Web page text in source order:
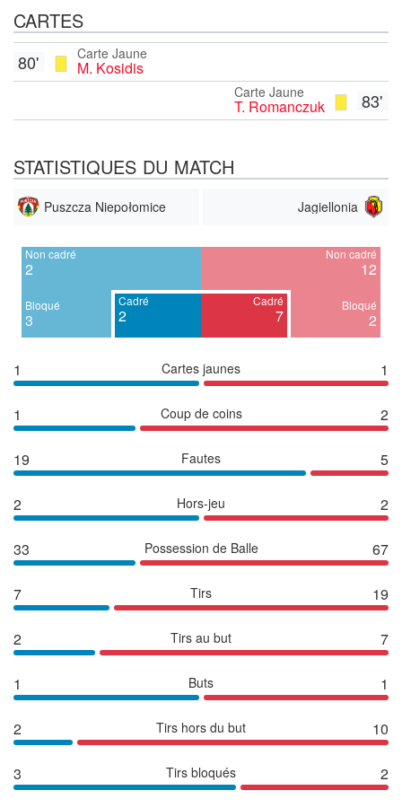
CARTES
Carte Jaune
M. Kosidis
80'
83'
Carte Jaune
T. Romanczuk
STATISTIQUES DU MATCH
Puszcza Niepołomice Jagiellonia
Non cadré
2
Bloqué
3
Cadré
2
Cadré
7
Non cadré
12
Bloqué
2
1 Cartes jaunes 1
1 Coup de coins 2
19 Fautes 5
2 Hors-jeu 2
33 Possession de Balle 67
7 Tirs 19
2 Tirs au but 7
1 Buts 1
2 Tirs hors du but 10
3 Tirs bloqués 2